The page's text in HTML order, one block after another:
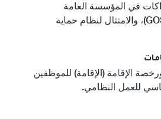
في المؤسسة العامة
للتأمينات الاجتماعية (GOSI)، والامتثال لنظام حماية
الإقامة (الإقامة) للموظفين
للعمل النظامي.